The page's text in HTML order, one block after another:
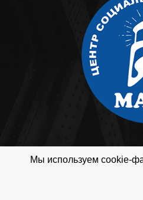
Мы используем cookie-